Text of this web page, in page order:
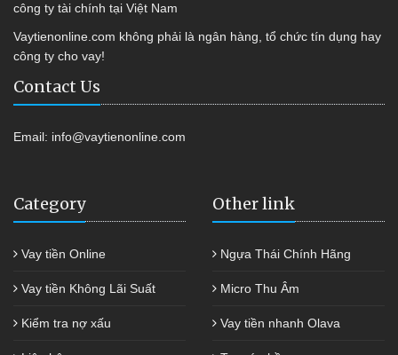
công ty tài chính tại Việt Nam
Vaytienonline.com không phải là ngân hàng, tổ chức tín dụng hay
công ty cho vay!
Contact Us
Email: info@vaytienonline.com
Category
Vay tiền Online
Vay tiền Không Lãi Suất
Kiểm tra nợ xấu
Other link
Ngựa Thái Chính Hãng
Micro Thu Âm
Vay tiền nhanh Olava